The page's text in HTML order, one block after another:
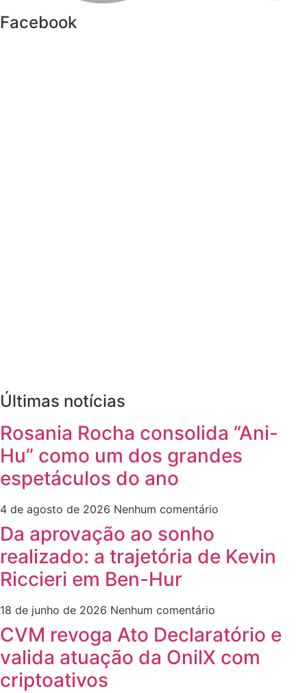
Facebook
Últimas notícias
Rosania Rocha consolida “Ani-
Hu” como um dos grandes
espetáculos do ano
4 de agosto de 2026 Nenhum comentário
Da aprovação ao sonho
realizado: a trajetória de Kevin
Riccieri em Ben-Hur
18 de junho de 2026 Nenhum comentário
CVM revoga Ato Declaratório e
valida atuação da OnilX com
criptoativos